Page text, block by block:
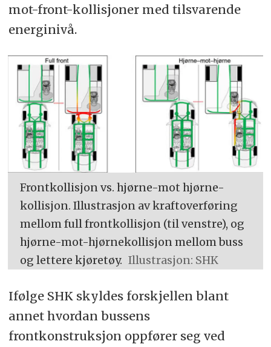
mot-front-kollisjoner med tilsvarende
energinivå.
Frontkollisjon vs. hjørne-mot hjørne-
kollisjon. Illustrasjon av kraftoverføring
mellom full frontkollisjon (til venstre), og
hjørne-mot-hjørnekollisjon mellom buss
og lettere kjøretøy. Illustrasjon: SHK
Ifølge SHK skyldes forskjellen blant
annet hvordan bussens
frontkonstruksjon oppfører seg ved